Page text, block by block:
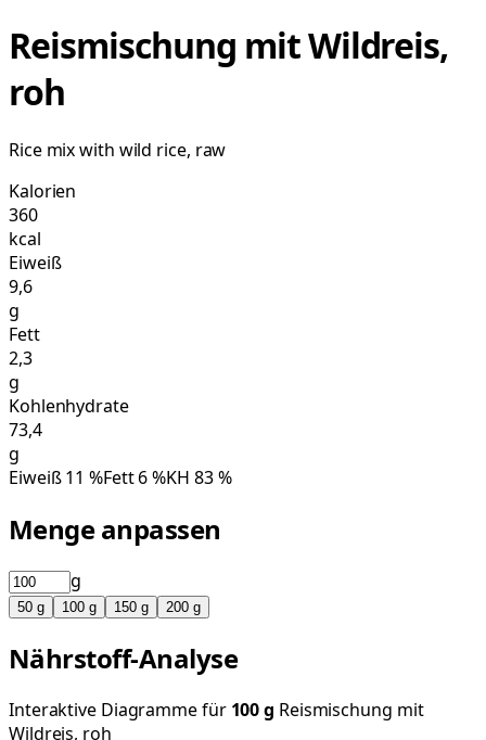
Reismischung mit Wildreis,
roh
Rice mix with wild rice, raw
Kalorien
360
kcal
Eiweiß
9,6
g
Fett
2,3
g
Kohlenhydrate
73,4
g
Eiweiß11 %Fett6%KH 83%
Menge anpassen
g
50 g 100 g 150 g 200 g
Nährstoff-Analyse
Interaktive Diagramme für 100g Reismischung mit
Wildreis, roh